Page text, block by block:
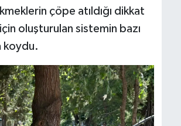
çöpe atıldığı dikkat
oluşturulan sistemin bazı
koydu.